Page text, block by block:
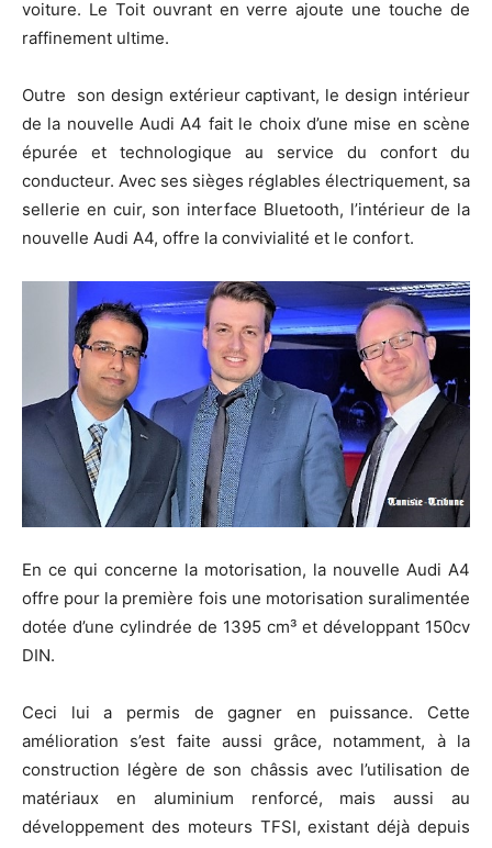
voiture. Le Toit ouvrant en verre ajoute une touche de
raffinement ultime.
Outre son design extérieur captivant, le design intérieur
de la nouvelle Audi A4 fait le choix d’une mise en scène
épurée et technologique au service du confort du
conducteur. Avec ses sièges réglables électriquement, sa
sellerie en cuir, son interface Bluetooth, l’intérieur de la
nouvelle Audi A4, offre la convivialité et le confort.
En ce qui concerne la motorisation, la nouvelle Audi A4
offre pour la première fois une motorisation suralimentée
dotée d’une cylindrée de 1395 cm³ et développant 150cv
DIN.
Ceci lui a permis de gagner en puissance. Cette
amélioration s’est faite aussi grâce, notamment, à la
construction légère de son châssis avec l’utilisation de
matériaux en aluminium renforcé, mais aussi au
développement des moteurs TFSI, existant déjà depuis